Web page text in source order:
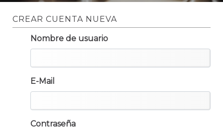
CREAR CUENTA NUEVA
Nombre de usuario
E-Mail
Contraseña